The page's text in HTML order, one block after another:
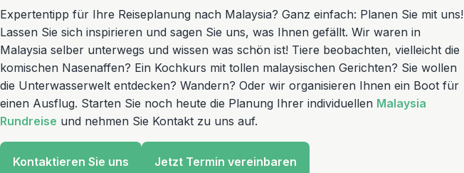
Expertentipp für Ihre Reiseplanung nach Malaysia? Ganz einfach: Planen Sie mit uns!
Lassen Sie sich inspirieren und sagen Sie uns, was Ihnen gefällt. Wir waren in
Malaysia selber unterwegs und wissen was schön ist! Tiere beobachten, vielleicht die
komischen Nasenaffen? Ein Kochkurs mit tollen malaysischen Gerichten? Sie wollen
die Unterwasserwelt entdecken? Wandern? Oder wir organisieren Ihnen ein Boot für
einen Ausflug. Starten Sie noch heute die Planung Ihrer individuellen Malaysia
Rundreise und nehmen Sie Kontakt zu uns auf.
Kontaktieren Sie uns Jetzt Termin vereinbaren